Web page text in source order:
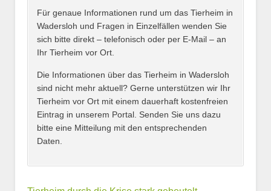
Name des Tierheims*
Kontaktmöglichkeiten
Für genaue Informationen rund um das Tierheim in
Wadersloh und Fragen in Einzelfällen wenden Sie
sich bitte direkt – telefonisch oder per E-Mail – an
Ihr Tierheim vor Ort.
Die Informationen über das Tierheim in Wadersloh
sind nicht mehr aktuell? Gerne unterstützen wir Ihr
Tierheim vor Ort mit einem dauerhaft kostenfreien
Eintrag in unserem Portal. Senden Sie uns dazu
bitte eine Mitteilung mit den entsprechenden
Daten.